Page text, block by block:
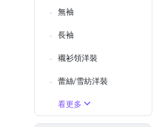
無袖
長袖
襯衫領洋裝
蕾絲/雪紡洋裝
看更多